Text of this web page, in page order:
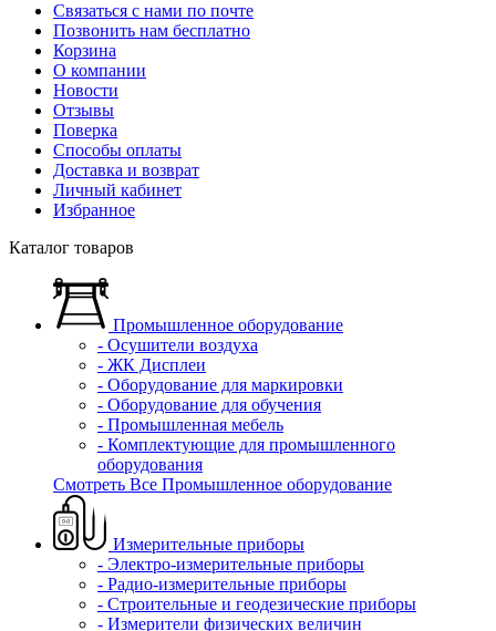
Связаться с нами по почте
Позвонить нам бесплатно
Корзина
О компании
Новости
Отзывы
Поверка
Способы оплаты
Доставка и возврат
Личный кабинет
Избранное
Каталог товаров
Промышленное оборудование
- Осушители воздуха
- ЖК Дисплеи
- Оборудование для маркировки
- Оборудование для обучения
- Промышленная мебель
- Комплектующие для промышленного
оборудования
Смотреть Все Промышленное оборудование
Измерительные приборы
- Электро-измерительные приборы
- Радио-измерительные приборы
- Строительные и геодезические приборы
- Измерители физических величин